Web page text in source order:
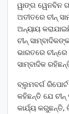
ୱାଙ୍ଗ ୱେନବିନ
ଅତୀତରେ ଚୀନ୍
ଅନ୍ୟାୟ
ଚୀନ୍
ଭାରତରେ
ସାମ୍ବାଦିକ
ବ୍ଲୁମବର୍ଗ
କହିଛନ୍ତି ଯେ
କାର୍ଯ୍ୟ କରୁଛନ୍ତି,